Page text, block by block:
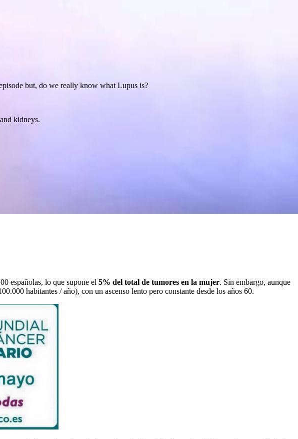
but, do we really know what Lupus is?
kidneys.
españolas, lo que supone el 5% del total de tumores en la mujer. Sin embargo, aunque
habitantes / año), con un ascenso lento pero constante desde los años 60.